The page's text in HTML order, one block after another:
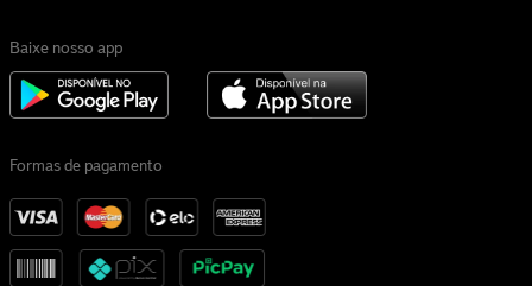
Baixe nosso app
Formas de pagamento